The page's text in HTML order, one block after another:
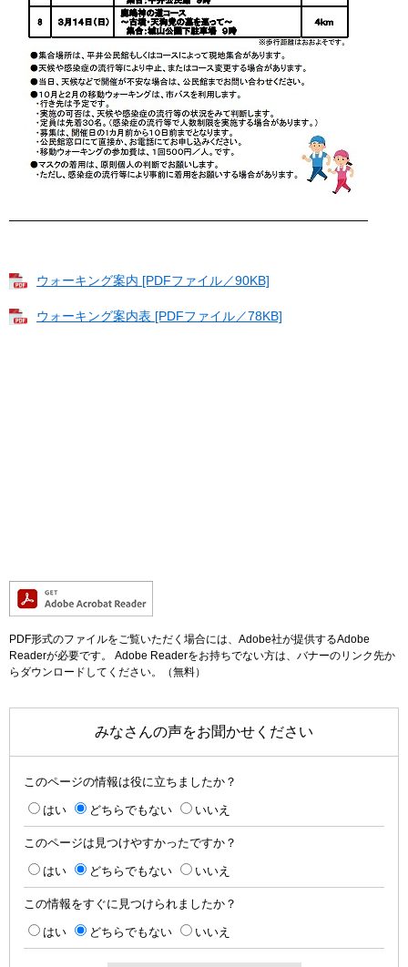
ウォーキング案内 [PDFファイル／90KB]
ウォーキング案内表 [PDFファイル／78KB]
PDF形式のファイルをご覧いただく場合には、Adobe社が提供するAdobe
Readerが必要です。
Adobe Readerをお持ちでない方は、バナーのリンク先か
らダウンロードしてください。（無料）
みなさんの声をお聞かせください
このページの情報は役に立ちましたか？
はい どちらでもない いいえ
このページは見つけやすかったですか？
はい どちらでもない いいえ
この情報をすぐに見つけられましたか？
はい どちらでもない いいえ